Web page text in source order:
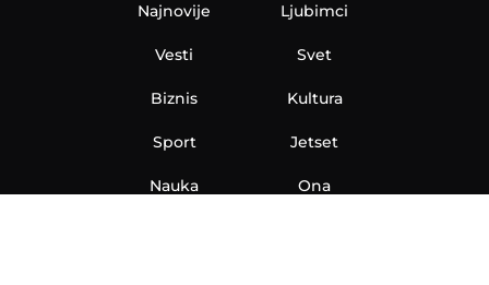
Najnovije
Vesti
Biznis
Sport
Nauka
Ljubimci
Svet
Kultura
Jetset
Ona